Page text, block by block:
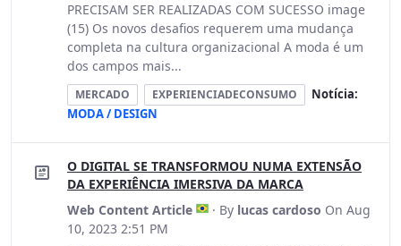
PRECISAM SER REALIZADAS COM SUCESSO image
(15) Os novos desafios requerem uma mudança
completa na cultura organizacional A moda é um
dos campos mais...
MERCADO EXPERIENCIADECONSUMO
Notícia:
MODA / DESIGN
O DIGITAL SE TRANSFORMOU NUMA EXTENSÃO
DA EXPERIÊNCIA IMERSIVA DA MARCA
Web Content Article
· By lucas cardoso On Aug
10, 2023 2:51 PM